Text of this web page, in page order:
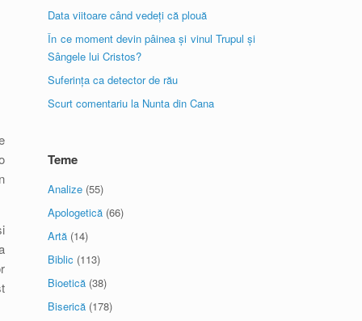
Data viitoare când vedeți că plouă
În ce moment devin pâinea și vinul Trupul și
Sângele lui Cristos?
Suferința ca detector de rău
Scurt comentariu la Nunta din Cana
Teme
Analize (55)
Apologetică (66)
Artă (14)
Biblic (113)
Bioetică (38)
Biserică (178)